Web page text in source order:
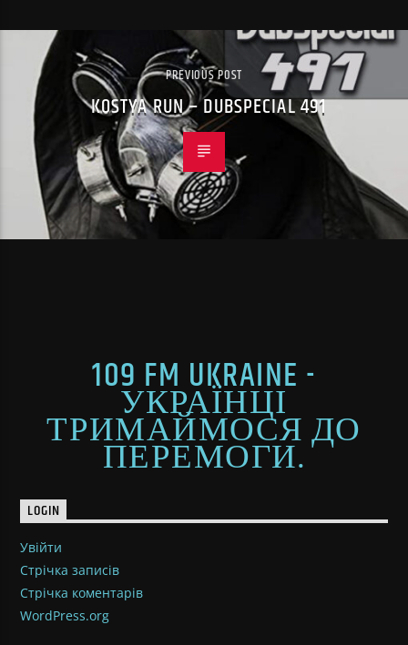
PREVIOUS POST
KOSTYA RUN – DUBSPECIAL 491
109 FM UKRAINE -
УКРАЇНЦІ
ТРИМАЙМОСЯ ДО
ПЕРЕМОГИ.
LOGIN
Увійти
Стрічка записів
Стрічка коментарів
WordPress.org